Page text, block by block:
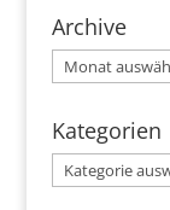
Archive
Archive
Kategorien
Kategorien